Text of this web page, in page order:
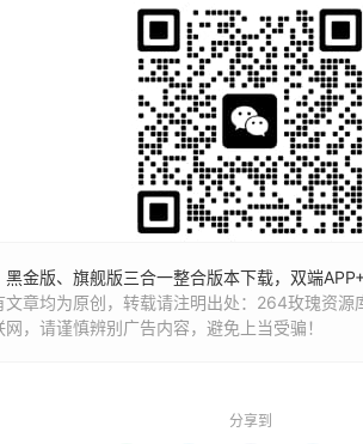
黑金版、旗舰版三合一整合版本下载，双端
文章均为原创，转载请注明出处：264玫瑰资源
，请谨慎辨别广告内容，避免上当受骗！
分享到